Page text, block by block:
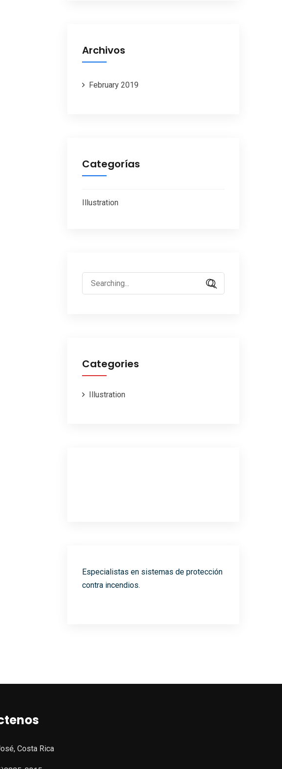
Archivos
February 2019
Categorías
Illustration
Search
for:
Categories
Illustration
Especialistas en sistemas de protección
contra incendios.
Costa Rica